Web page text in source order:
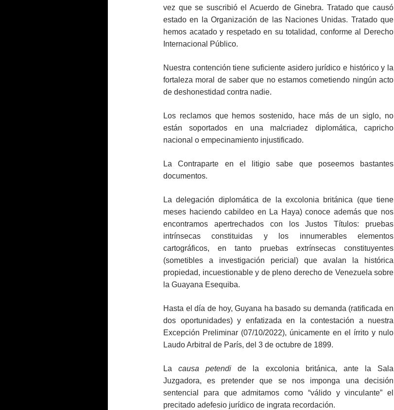
vez que se suscribió el Acuerdo de Ginebra. Tratado que causó
estado en la Organización de las Naciones Unidas. Tratado que
hemos acatado y respetado en su totalidad, conforme al Derecho
Internacional Público.
Nuestra contención tiene suficiente asidero jurídico e histórico y la
fortaleza moral de saber que no estamos cometiendo ningún acto
de deshonestidad contra nadie.
Los reclamos que hemos sostenido, hace más de un siglo, no
están soportados en una malcriadez diplomática, capricho
nacional o empecinamiento injustificado.
La Contraparte en el litigio sabe que poseemos bastantes
documentos.
La delegación diplomática de la excolonia británica (que tiene
meses haciendo cabildeo en La Haya) conoce además que nos
encontramos apertrechados con los Justos Títulos: pruebas
intrínsecas constituidas y los innumerables elementos
cartográficos, en tanto pruebas extrínsecas constituyentes
(sometibles a investigación pericial) que avalan la histórica
propiedad, incuestionable y de pleno derecho de Venezuela sobre
la Guayana Esequiba.
Hasta el día de hoy, Guyana ha basado su demanda (ratificada en
dos oportunidades) y enfatizada en la contestación a nuestra
Excepción Preliminar (07/10/2022), únicamente en el írrito y nulo
Laudo Arbitral de París, del 3 de octubre de 1899.
Lacausa petendi de la excolonia británica, ante la Sala
Juzgadora, es pretender que se nos imponga una decisión
sentencial para que admitamos como “válido y vinculante” el
precitado adefesio jurídico de ingrata recordación.